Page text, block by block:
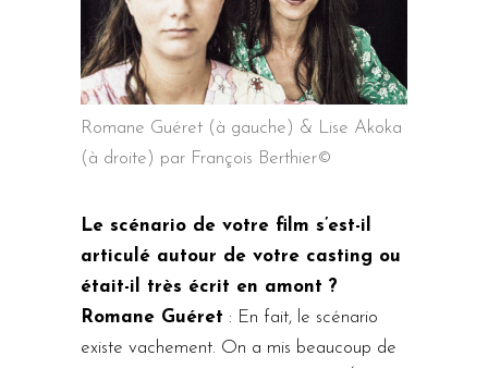
Romane Guéret (à gauche) & Lise Akoka
(à droite) par François Berthier©
Le scénario de votre film s’est-il
articulé autour de votre casting ou
était-il très écrit en amont ?
Romane Guéret : En fait, le scénario
existe vachement. On a mis beaucoup de